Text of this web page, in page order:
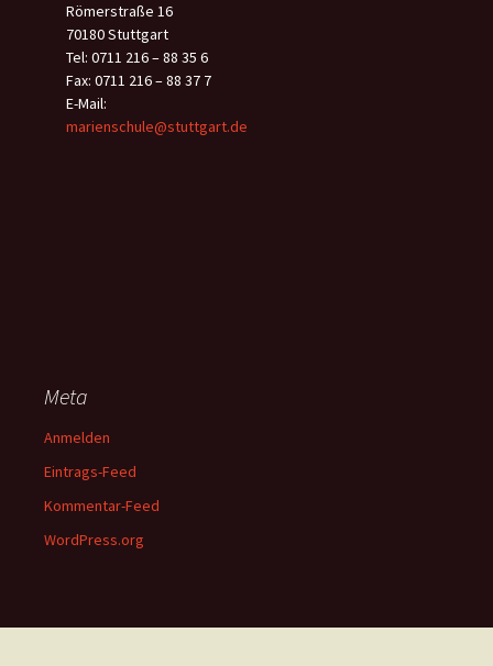
Römerstraße 16
70180 Stuttgart
Tel: 0711 216 – 88 35 6
Fax: 0711 216 – 88 37 7
E-Mail:
marienschule@stuttgart.de
Meta
Anmelden
Eintrags-Feed
Kommentar-Feed
WordPress.org